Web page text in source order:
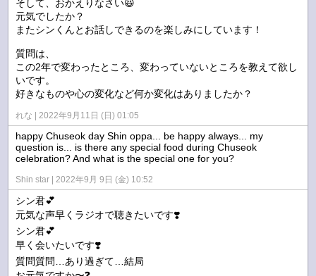
そして、おかえりなさい😆
元気でしたか？
またシンくんとお話しできるのを楽しみにしています！
質問は、
この2年で変わったところ、変わっていないところを教えて欲し
いです。
好きなものや心の変化など何か変化はありましたか？
れな 2022年9月11日 (日) 01:05
happy Chuseok day Shin oppa... be happy always... my
question is... is there any special food during Chuseok
celebration? And what is the special one for you?
Shin star 2022年9月 9日 (金) 10:52
シン君💕
元気な声早くラジオで聴きたいです❣️
シン君💕
早く会いたいです❣️
質問質問…あり過ぎて…結局